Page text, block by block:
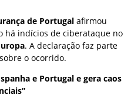
de Portugal afirmou
há indícios de ciberataque no
. A declaração faz parte
o ocorrido.
e Portugal e gera caos